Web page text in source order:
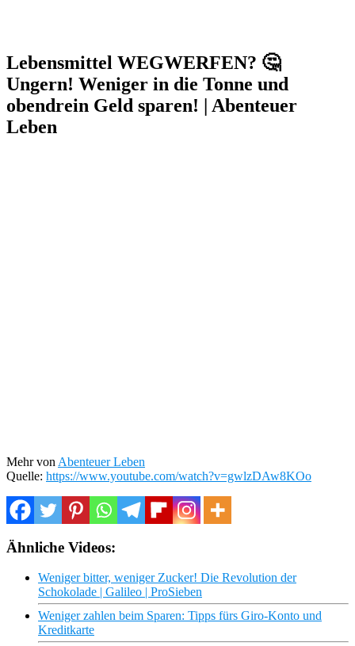
Lebensmittel WEGWERFEN? 🤔
Ungern! Weniger in die Tonne und
obendrein Geld sparen! | Abenteuer
Leben
Mehr von Abenteuer Leben
Quelle: https://www.youtube.com/watch?v=gwlzDAw8KOo
Ähnliche Videos:
Weniger bitter, weniger Zucker! Die Revolution der
Schokolade | Galileo | ProSieben
Weniger zahlen beim Sparen: Tipps fürs Giro-Konto und
Kreditkarte